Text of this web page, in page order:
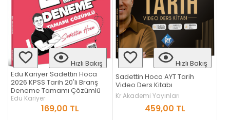
Hızlı Bakış
Edu Kariyer Sadettin Hoca
2026 KPSS Tarih 20'li Branş
Deneme Tamamı Çözümlü
Edu Kariyer
169,00 TL
Hızlı Bakış
Sadettin Hoca AYT Tarih
Video Ders Kitabı
Kr Akademi Yayınları
459,00 TL